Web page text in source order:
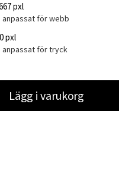
pxl
anpassat för webb
pxl
anpassat för tryck
Lägg i varukorg